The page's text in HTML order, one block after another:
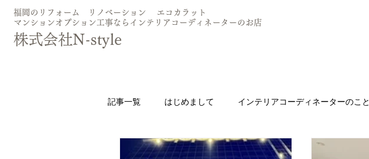
​福岡のリフォーム リノベーション エコカラット
マンションオプション工事ならインテリアコーディネーターのお店
​株式会社N-style
記事一覧 はじめまして インテリアコーディネーターのこと
エコカラット 照明 カーテン